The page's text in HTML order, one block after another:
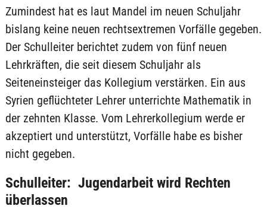
Zumindest hat es laut Mandel im neuen Schuljahr
bislang keine neuen rechtsextremen Vorfälle gegeben.
Der Schulleiter berichtet zudem von fünf neuen
Lehrkräften, die seit diesem Schuljahr als
Seiteneinsteiger das Kollegium verstärken. Ein aus
Syrien geflüchteter Lehrer unterrichte Mathematik in
der zehnten Klasse. Vom Lehrerkollegium werde er
akzeptiert und unterstützt, Vorfälle habe es bisher
nicht gegeben.
Schulleiter: Jugendarbeit wird Rechten
überlassen